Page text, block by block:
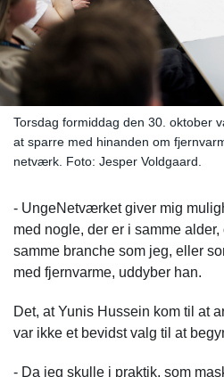
Torsdag formiddag den 30. oktober
at sparre med hinanden om
netværk. Foto: Jesper Voldgaard.
- UngeNetværket giver mig
med nogle, der er i samme
samme branche som jeg, eller
med fjernvarme, uddyber han.
Det, at Yunis Hussein kom til at
var ikke et bevidst valg til at
- Da jeg skulle i praktik, som